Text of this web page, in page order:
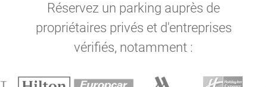
Réservez un parking auprès de
propriétaires privés et d'entreprises
vérifiés, notamment :